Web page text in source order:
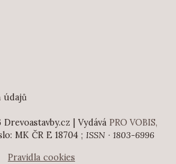
údajů
| Vydává PRO VOBIS,
MK ČR E 18704 ; ISSN · 1803-6996
Pravidla cookies